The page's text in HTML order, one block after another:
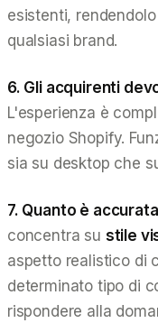
esistenti,
qualsiasi brand.
6. Gli acquirenti
L'esperienza è
negozio Shopify.
sia su desktop che
7. Quanto è
concentra su stile
aspetto realistico di
determinato tipo di
rispondere alla